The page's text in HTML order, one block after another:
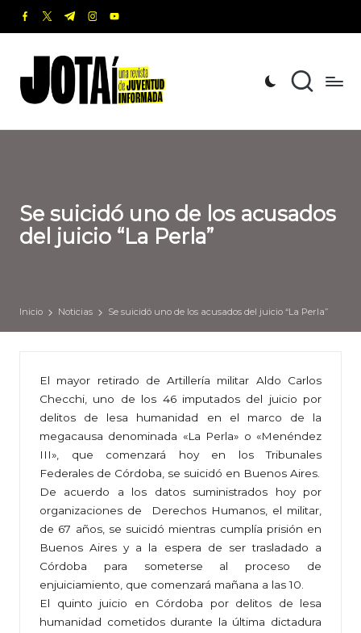
Saltar
contenido
facebook.com
twitter.com
t.me instagram.com
youtube.com
o
t
revista
de
Informada
Se suicidó uno de los acusados
del juicio “La Perla”
Inicio Noticias Se suicidó uno de los acusados del juicio “La Perla”
El mayor retirado de Artillería militar Aldo Carlos
Checchi, uno de los 46 imputados del juicio por
delitos de lesa humanidad en el marco de la
megacausa denominada «La Perla» o «Menéndez
III», que comenzará hoy en los Tribunales
Federales de Córdoba, se suicidó en Buenos Aires.
De acuerdo a los datos suministrados hoy por
organizaciones de Derechos Humanos, el militar,
de 67 años, se suicidó mientras cumplía prisión en
Buenos Aires y a la espera de ser trasladado a
Córdoba para someterse al proceso de
enjuiciamiento, que comenzará mañana a las 10.
El quinto juicio en Córdoba por delitos de lesa
humanidad cometidos durante la última dictadura